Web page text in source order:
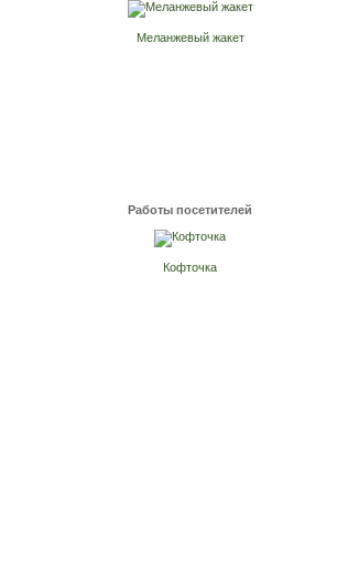
Меланжевый жакет
Работы посетителей
Кофточка